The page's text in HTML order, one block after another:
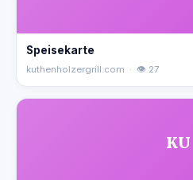
Speisekarte
kuthenholzergrill.com · 👁 27
KU